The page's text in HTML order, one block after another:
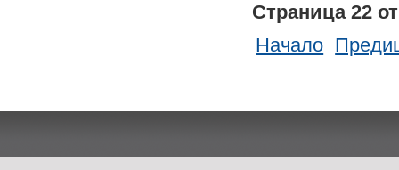
Страница 22
Начало